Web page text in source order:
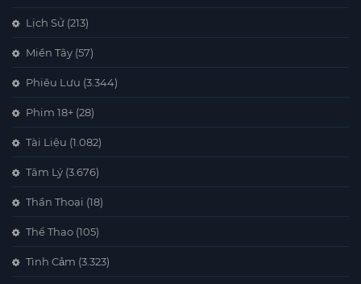
Lịch Sử (213)
Miền Tây (57)
Phiêu Lưu (3.344)
Phim 18+ (28)
Tài Liệu (1.082)
Tâm Lý (3.676)
Thần Thoại (18)
Thể Thao (105)
Tình Cảm (3.323)